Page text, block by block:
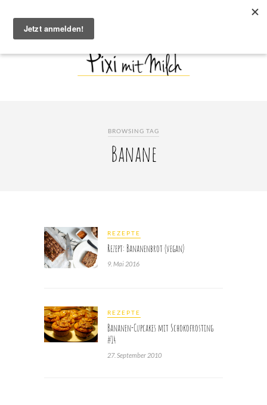
BROWSING TAG
Banane
REZEPTE
Rezept: Bananenbrot (vegan)
9. Mai 2016
REZEPTE
Bananen-Cupcakes mit Schokofrosting
#14
27. September 2010